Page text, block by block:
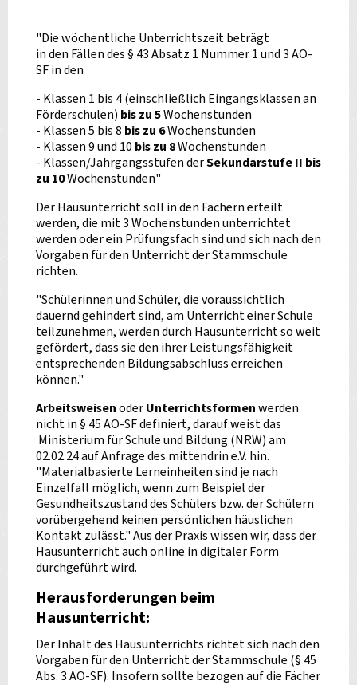
"Die wöchentliche Unterrichtszeit beträgt
in den Fällen des § 43 Absatz 1 Nummer 1 und 3 AO-
SF in den
- Klassen 1 bis 4 (einschließlich Eingangsklassen an
Förderschulen) bis zu 5Wochenstunden
- Klassen 5 bis 8 bis zu 6Wochenstunden
- Klassen 9 und 10 bis zu 8Wochenstunden
- Klassen/Jahrgangsstufen derSekundarstufe II bis
zu 10Wochenstunden"
Der Hausunterricht soll in den Fächern erteilt
werden, die mit 3 Wochenstunden unterrichtet
werden oder ein Prüfungsfach sind und sich nach den
Vorgaben für den Unterricht der Stammschule
richten.
"Schülerinnen und Schüler, die voraussichtlich
dauernd gehindert sind, am Unterricht einer Schule
teilzunehmen, werden durch Hausunterricht so weit
gefördert, dass sie den ihrer Leistungsfähigkeit
entsprechenden Bildungsabschluss erreichen
können."
ArbeitsweisenoderUnterrichtsformenwerden
nicht in § 45 AO-SF definiert, darauf weist das
Ministerium für Schule und Bildung (NRW) am
02.02.24 auf Anfrage des mittendrin e.V. hin.
"Materialbasierte Lerneinheiten sind je nach
Einzelfall möglich, wenn zum Beispiel der
Gesundheitszustand des Schülers bzw. der Schülern
vorübergehend keinen persönlichen häuslichen
Kontakt zulässt." Aus der Praxis wissen wir, dass der
Hausunterricht auch online in digitaler Form
durchgeführt wird.
Herausforderungen beim
Hausunterricht:
Der Inhalt des Hausunterrichts richtet sich nach den
Vorgaben für den Unterricht der Stammschule (§ 45
Abs. 3 AO-SF). Insofern sollte bezogen auf die Fächer